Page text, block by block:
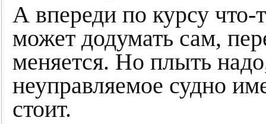
А впереди по курсу
может додумать сам,
меняется. Но плыть
неуправляемое судно
стоит.